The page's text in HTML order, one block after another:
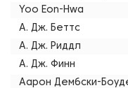
Yoo Eon-Hwa
А. Дж. Беттс
А. Дж. Риддл
А. Дж. Финн
Аарон Дембски-